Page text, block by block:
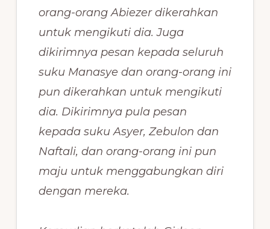
orang-orang Abiezer dikerahkan
untuk mengikuti dia. Juga
dikirimnya pesan kepada seluruh
suku Manasye dan orang-orang ini
pun dikerahkan untuk mengikuti
dia. Dikirimnya pula pesan
kepada suku Asyer, Zebulon dan
Naftali, dan orang-orang ini pun
maju untuk menggabungkan diri
dengan mereka.